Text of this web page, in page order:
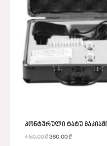
კონტურული ტატუ
450.00₾360.00₾